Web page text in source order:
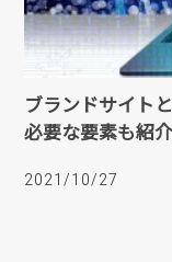
ブランドサイト
必要な要素も紹介
2021/10/27